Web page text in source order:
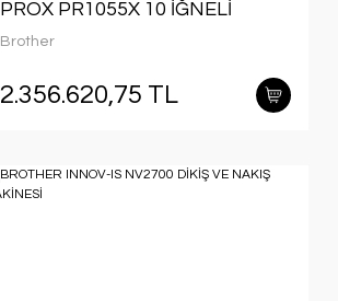
PROX PR1055X 10 İĞNELİ
PROFESYONEL NAKIŞ
MAKİNESİ
Brother
2.356.620,75 TL